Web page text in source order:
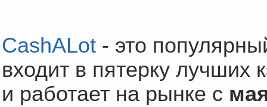
CashALot - это
входит в пятерку лучших
и работает на рынке с